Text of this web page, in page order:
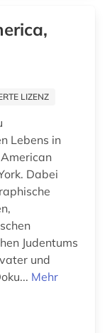
LIZENZ
Lebens in
Dabei
Judentums
und
Mehr